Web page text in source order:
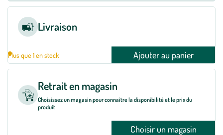
Livraison
Plus que 1 en stock Ajouter au panier
Retrait en magasin
Choisissez un magasin pour connaître la disponibilité et le prix du
produit
Choisir un magasin